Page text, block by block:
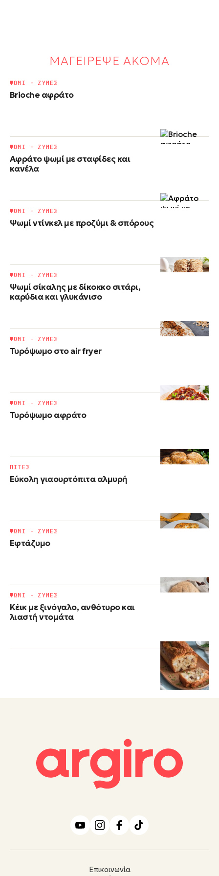
ΜΑΓΕΙΡΕΨΕ ΑΚΟΜΑ
Brioche αφράτο
ΨΩΜΙ - ΖΥΜΕΣ
Αφράτο ψωμί με σταφίδες και
κανέλα
ΨΩΜΙ - ΖΥΜΕΣ
Ψωμί ντίνκελ με προζύμι & σπόρους
ΨΩΜΙ - ΖΥΜΕΣ
Ψωμί σίκαλης με δίκοκκο σιτάρι,
καρύδια και γλυκάνισο
ΨΩΜΙ - ΖΥΜΕΣ
Τυρόψωμο στο air fryer
ΨΩΜΙ - ΖΥΜΕΣ
Τυρόψωμο αφράτο
ΨΩΜΙ - ΖΥΜΕΣ
Εύκολη γιαουρτόπιτα αλμυρή
ΠΙΤΕΣ
Εφτάζυμο
ΨΩΜΙ - ΖΥΜΕΣ
Κέικ με ξινόγαλο, ανθότυρο και
λιαστή ντομάτα
ΨΩΜΙ - ΖΥΜΕΣ
Επικοινωνία